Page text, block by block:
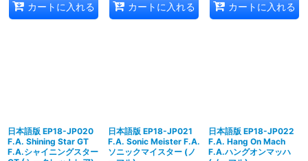
カートに入れる カートに入れる カートに入れる
日本語版 EP18-JP020
F.A. Shining Star GT
F.A.シャイニングスター
日本語版 EP18-JP021
F.A. Sonic Meister F.A.
ソニックマイスター (ノ
日本語版 EP18-JP022
F.A. Hang On Mach
F.A.ハングオンマッハ